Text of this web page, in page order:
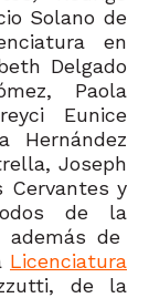
Solano de
en
Delgado
Paola
Eunice
Hernández
Joseph
Cervantes y
de la
además de
Licenciatura
de la